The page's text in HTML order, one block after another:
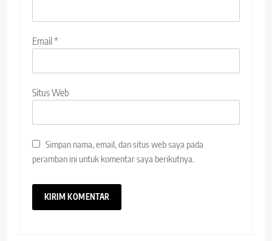
Email*
Situs Web
Simpan nama, email, dan situs web saya pada
peramban ini untuk komentar saya berikutnya.